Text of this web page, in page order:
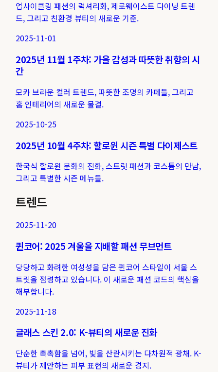
업사이클링 패션의 럭셔리화, 제로웨이스트 다이닝 트렌
드, 그리고 친환경 뷰티의 새로운 기준.
2025-11-01
2025년 11월 1주차: 가을 감성과 따뜻한 취향의 시
간
모카 브라운 컬러 트렌드, 따뜻한 조명의 카페들, 그리고
홈 인테리어의 새로운 물결.
2025-10-25
2025년 10월 4주차: 할로윈 시즌 특별 다이제스트
한국식 할로윈 문화의 진화, 스트릿 패션과 코스튬의 만남,
그리고 특별한 시즌 메뉴들.
트렌드
2025-11-20
퀸코어: 2025 겨울을 지배할 패션 무브먼트
당당하고 화려한 여성성을 담은 퀸코어 스타일이 서울 스
트릿을 점령하고 있습니다. 이 새로운 패션 코드의 핵심을
해부합니다.
2025-11-18
글래스 스킨 2.0: K-뷰티의 새로운 진화
단순한 촉촉함을 넘어, 빛을 산란시키는 다차원적 광채. K-
뷰티가 제안하는 피부 표현의 새로운 경지.